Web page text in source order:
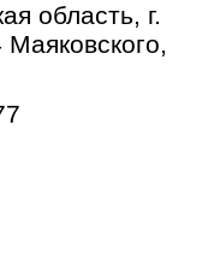
область, г.